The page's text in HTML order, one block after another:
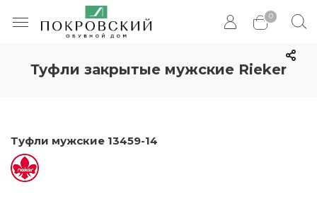
0
Туфли закрытые мужские Rieker
Туфли мужские 13459-14